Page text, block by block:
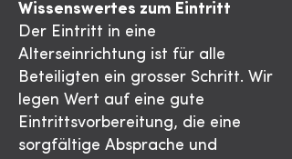
Wissenswertes zum Eintritt
Der Eintritt in eine
Alterseinrichtung ist für alle
Beteiligten ein grosser Schritt. Wir
legen Wert auf eine gute
Eintrittsvorbereitung, die eine
sorgfältige Absprache und